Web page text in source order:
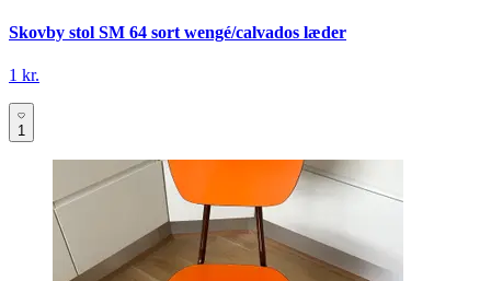
Skovby stol SM 64 sort wengé/calvados læder
1 kr.
1